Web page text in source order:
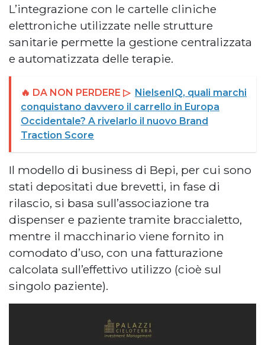
L’integrazione con le cartelle cliniche
elettroniche utilizzate nelle strutture
sanitarie permette la gestione centralizzata
e automatizzata delle terapie.
🔥 DA NON PERDERE ▷ NielsenIQ, quali marchi
conquistano davvero il carrello in Europa
Occidentale? A rivelarlo il nuovo Brand
Traction Score
Il modello di business di Bepi, per cui sono
stati depositati due brevetti, in fase di
rilascio, si basa sull’associazione tra
dispenser e paziente tramite braccialetto,
mentre il macchinario viene fornito in
comodato d’uso, con una fatturazione
calcolata sull’effettivo utilizzo (cioè sul
singolo paziente).